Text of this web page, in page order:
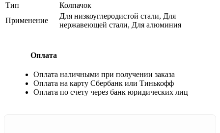
Тип
Колпачок
Применение
Для низкоуглеродистой стали, Для
нержавеющей стали, Для алюминия
Оплата
Оплата наличными при получении заказа
Оплата на карту Сбербанк или Тинькофф
Оплата по счету через банк юридических лиц